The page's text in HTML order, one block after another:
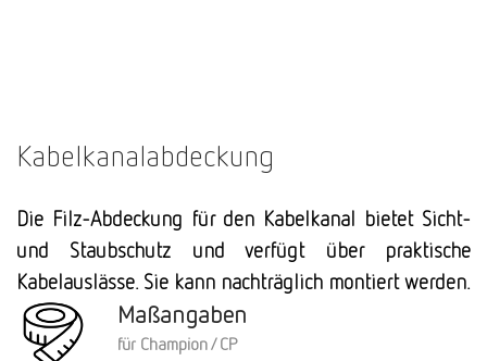
Kabelkanalabdeckung
Die Filz-Abdeckung für den Kabelkanal bietet Sicht-
und Staubschutz und verfügt über praktische
Kabelauslässe. Sie kann nachträglich montiert werden.
Maßangaben
für Champion / CP